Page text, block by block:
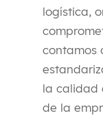
logística,
contamos
la calidad
de la